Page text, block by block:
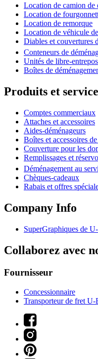
Location de camion de
Location de
Location de remorque
Location de véhicule
Diables et couvertures
Conteneurs de
Unités de libre-
Boîtes de
Produits et
Comptes commerciaux
Attaches et accessoires
Aides-déménageurs
Boîtes et accessoires
Couverture pour les
Remplissages et
Déménagement au
Chèques-cadeaux
Rabais et offres
Company Info
SuperGraphiques de
Collaborez avec
Fournisseur
Concessionnaire
Transporteur de fret